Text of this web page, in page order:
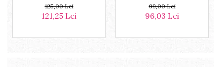
125,00 Lei
121,25 Lei
99,00 Lei
96,03 Lei